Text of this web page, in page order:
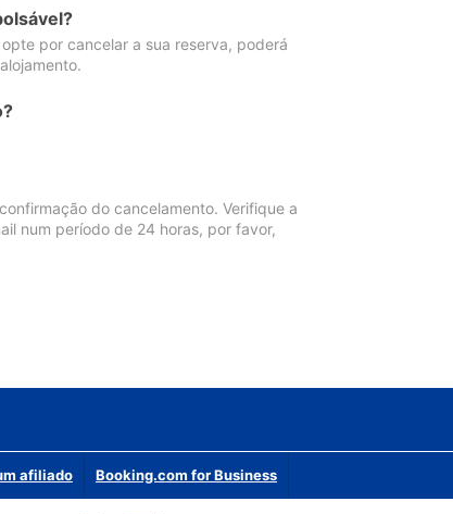
por cancelar a sua reserva, poderá
do cancelamento. Verifique a
num período de 24 horas, por favor,
afiliado Booking.com for Business